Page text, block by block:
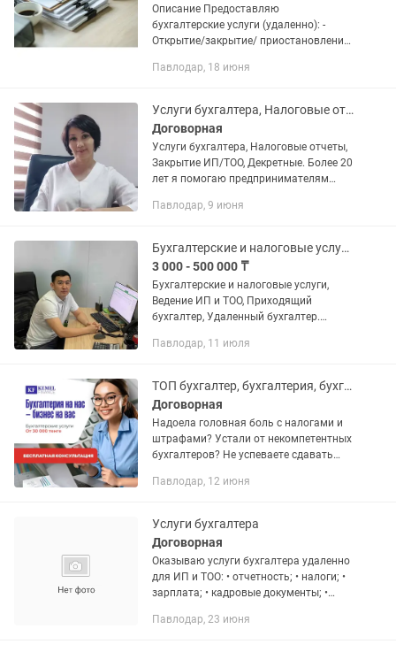
Описание Предоставляю
бухгалтерские услуги (удаленно): -
Открытие/закрытие/ приостановление
вопросам Бухгалтерского и налогового
Павлодар, 18 июня
Услуги бухгалтера, Налоговые отчеты, Закрытие ИП/ТОО, Декретные.
Договорная
Услуги бухгалтера, Налоговые отчеты,
Закрытие ИП/ТОО, Декретные. Более 20
лет я помогаю предпринимателям
предоставляя полный спектр услуг для
Павлодар, 9 июня
Бухгалтерские и налоговые услуги, Ведение ИП и ТОО, Удаленный бухгалтер
3 000 - 500 000 ₸
Бухгалтерские и налоговые услуги,
Ведение ИП и ТОО, Приходящий
бухгалтер, Удаленный бухгалтер.
профессиональный бухгалтер уже 11
Павлодар, 11 июля
ТОП бухгалтер, бухгалтерия, бухгалтерские услуги Павлодар
Договорная
Надоела головная боль с налогами и
штрафами? Устали от некомпетентных
бухгалтеров? Не успеваете сдавать
боитесь проверок от КГД? Не знаете,
Павлодар, 12 июня
Услуги бухгалтера
Договорная
Оказываю услуги бухгалтера удаленно
для ИП и ТОО: • отчетность; • налоги; •
зарплата; • кадровые документы; •
надежный бухгалтер на аутсорсе или
Павлодар, 23 июня